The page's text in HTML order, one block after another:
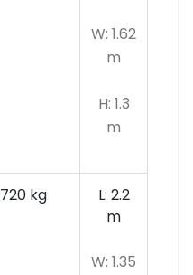
W: 1.62
m
H: 1.3
m
720 kg
L: 2.2
m
W: 1.35